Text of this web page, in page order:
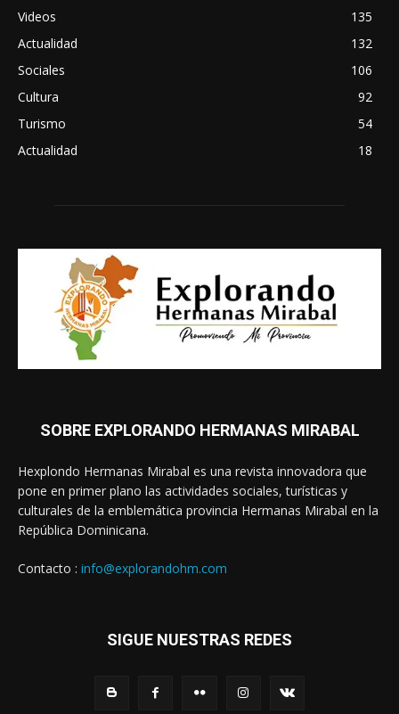
Videos
135
Actualidad
132
Sociales
106
Cultura
92
Turismo
54
Actualidad
18
SOBRE EXPLORANDO HERMANAS MIRABAL
Hexplondo Hermanas Mirabal es una revista innovadora que
pone en primer plano las actividades sociales, turísticas y
culturales de la emblemática provincia Hermanas Mirabal en la
República Dominicana.
Contacto : info@explorandohm.com
SIGUE NUESTRAS REDES